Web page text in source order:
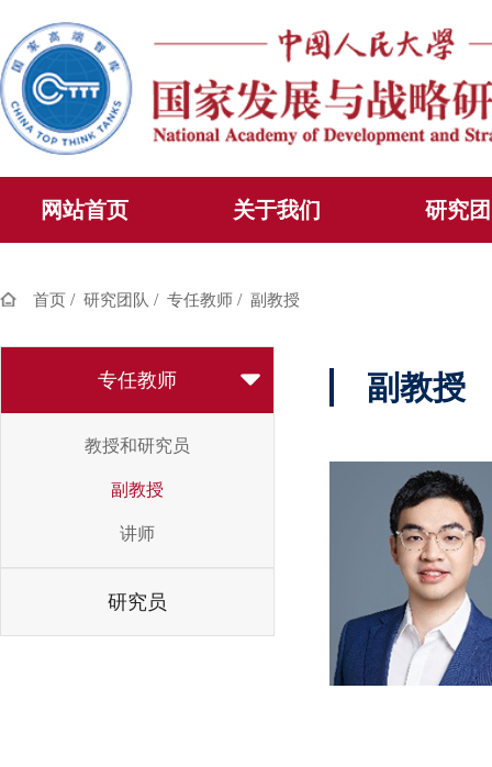
网站首页 关于我们 研究
首页 / 研究团队 / 专任教师 / 副教授
专任教师
教授和研究员
副教授
讲师
研究员
副教授